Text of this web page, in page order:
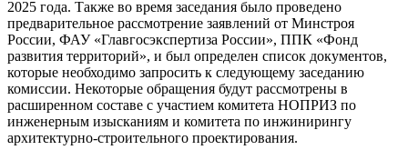
2025 года. Также во время заседания было проведено
предварительное рассмотрение заявлений от Минстроя
России, ФАУ «Главгосэкспертиза России», ППК «Фонд
развития территорий», и был определен список документов,
которые необходимо запросить к следующему заседанию
комиссии. Некоторые обращения будут рассмотрены в
расширенном составе с участием комитета НОПРИЗ по
инженерным изысканиям и комитета по инжинирингу
архитектурно-строительного проектирования.